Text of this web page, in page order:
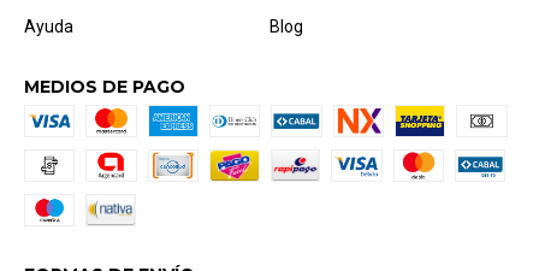
Ayuda Blog
MEDIOS DE PAGO